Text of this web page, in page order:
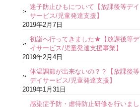
迷子防止ひもについて【放課後等デイ
サービス/児童発達支援】
2019年2月7日
初詣へ行ってきました★【放課後等デ
イサービス/児童発達支援事業】
2019年2月4日
体温調節が出来ないの？？【放課後等
デイサービス/児童発達支援】
2019年1月31日
感染症予防・虐待防止研修を行いまし